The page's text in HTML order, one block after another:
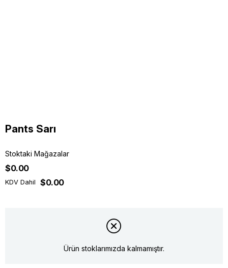
Pants Sarı
Stoktaki Mağazalar
$0.00
KDV Dahil $0.00
Ürün stoklarımızda kalmamıştır.